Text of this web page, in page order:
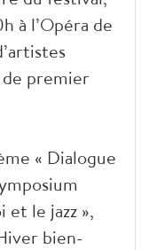
à l’Opéra de
premier
« Dialogue
le jazz »,
bien-